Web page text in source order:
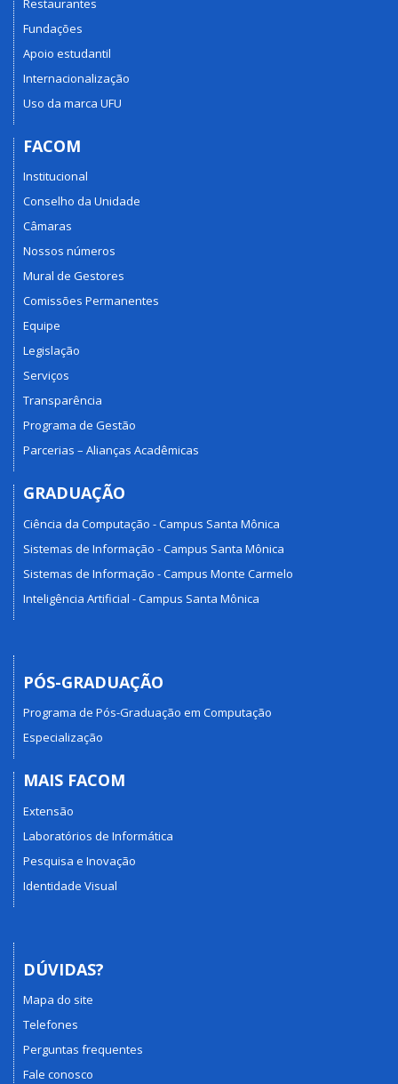
Restaurantes
Fundações
Apoio estudantil
Internacionalização
Uso da marca UFU
FACOM
Institucional
Conselho da Unidade
Câmaras
Nossos números
Mural de Gestores
Comissões Permanentes
Equipe
Legislação
Serviços
Transparência
Programa de Gestão
Parcerias – Alianças Acadêmicas
GRADUAÇÃO
Ciência da Computação - Campus Santa Mônica
Sistemas de Informação - Campus Santa Mônica
Sistemas de Informação - Campus Monte Carmelo
Inteligência Artificial - Campus Santa Mônica
PÓS-GRADUAÇÃO
Programa de Pós-Graduação em Computação
Especialização
MAIS FACOM
Extensão
Laboratórios de Informática
Pesquisa e Inovação
Identidade Visual
DÚVIDAS?
Mapa do site
Telefones
Perguntas frequentes
Fale conosco